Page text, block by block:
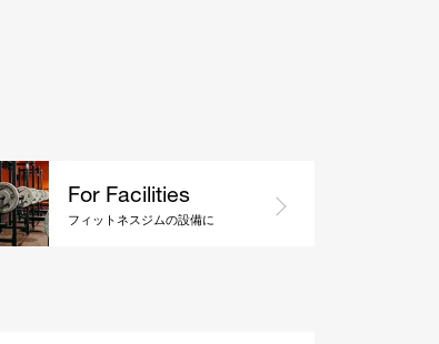
For Facilities
フィットネスジムの設備に